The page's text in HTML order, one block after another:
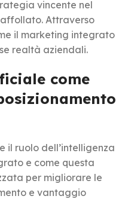
vincente nel
Attraverso
il marketing integrato
realtà aziendali.
come
il ruolo dell’intelligenza
e come questa
per migliorare le
e vantaggio